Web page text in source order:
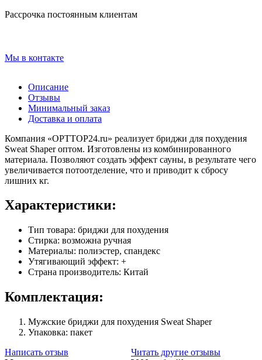
Рассрочка постоянным клиентам
Мы в контакте
Описание
Отзывы
Минимальный заказ
Доставка и оплата
Компания «OPTTOP24.ru» реализует бриджи для похудения
Sweat Shaper оптом. Изготовлены из комбинированного
материала. Позволяют создать эффект сауны, в результате чего
увеличивается потоотделение, что и приводит к сбросу
лишних кг.
Характеристики:
Тип товара: бриджи для похудения
Стирка: возможна ручная
Материалы: полиэстер, спандекс
Утягивающий эффект: +
Страна производитель: Китай
Комплектация:
Мужские бриджи для похудения Sweat Shaper
Упаковка: пакет
Написать отзыв
Читать другие отзывы